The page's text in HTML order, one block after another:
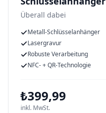
Überall dabei
Metall-Schlüsselanhänger
Lasergravur
Robuste Verarbeitung
NFC- + QR-Technologie
₺399,99
inkl. MwSt.